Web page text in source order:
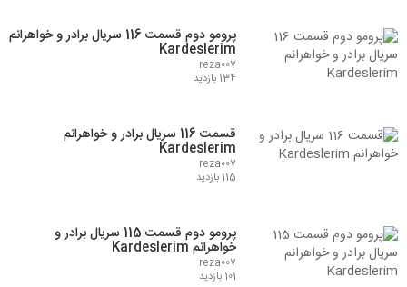
پرومو دوم قسمت 116 سریال برادر و خواهرانم
Kardeslerim
reza007
134 بازدید
قسمت 116 سریال برادر و خواهرانم
Kardeslerim
reza007
115 بازدید
پرومو دوم قسمت 115 سریال برادر و
خواهرانم Kardeslerim
reza007
101 بازدید